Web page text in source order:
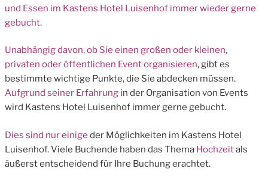
und Essen im Kastens Hotel Luisenhof immer wieder gerne
gebucht.
Unabhängig davon, ob Sie einen großen oder kleinen,
privaten oder öffentlichen Event organisieren, gibt es
bestimmte wichtige Punkte, die Sie abdecken müssen.
Aufgrund seiner Erfahrung in der Organisation von Events
wird Kastens Hotel Luisenhof immer gerne gebucht.
Dies sind nur einige der Möglichkeiten im Kastens Hotel
Luisenhof. Viele Buchende haben das Thema Hochzeitals
äußerst entscheidend für Ihre Buchung erachtet.